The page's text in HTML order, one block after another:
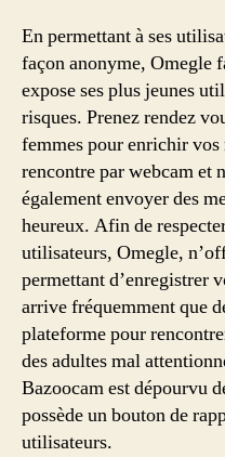
En permettant à ses
façon anonyme, Omegle
expose ses plus jeunes
risques. Prenez rendez
femmes pour enrichir vos
rencontre par webcam et
également envoyer des
heureux. Afin de
utilisateurs, Omegle,
permettant d’enregistrer
arrive fréquemment que
plateforme pour
des adultes mal
Bazoocam est dépourvu
possède un bouton de
utilisateurs.